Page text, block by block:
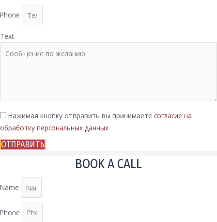
Phone
Text
Нажимая кнопку отправить вы принимаете согласие на
обработку персональных данных
ОТПРАВИТЬ
BOOK A CALL
Name
Phone